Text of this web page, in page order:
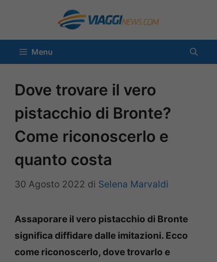
contenuto
Menu
Dove trovare il vero
pistacchio di Bronte?
Come riconoscerlo e
quanto costa
30 Agosto 2022 di Selena Marvaldi
Assaporare il vero pistacchio di Bronte
significa diffidare dalle imitazioni. Ecco
come riconoscerlo, dove trovarlo e